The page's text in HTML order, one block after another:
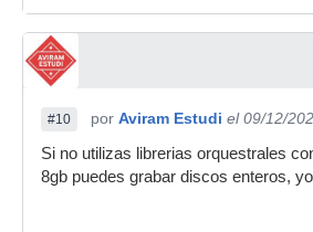
#10 por Aviram Estudi el 09/12/
Si no utilizas librerias orquestrales
8gb puedes grabar discos enteros,